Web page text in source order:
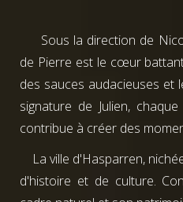
Sous la direction de
de Pierre est le cœur
des sauces audacieuses et
signature de Julien,
contribue à créer des
La ville d'Hasparren,
d'histoire et de culture.